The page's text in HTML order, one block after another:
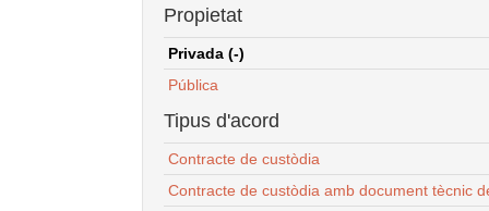
Propietat
Privada (-)
Pública
Tipus d'acord
Contracte de custòdia
Contracte de custòdia amb document tècnic